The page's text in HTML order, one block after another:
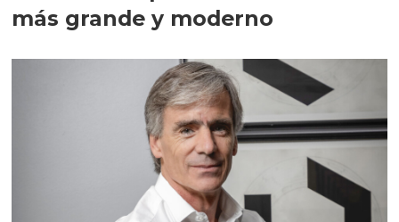
más grande y moderno